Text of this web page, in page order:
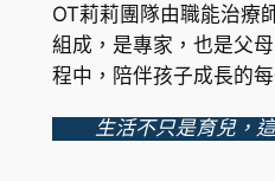
OT莉莉團隊由職能治療
組成，是專家，也是父
程中，陪伴孩子成長的每
生活不只是育兒，